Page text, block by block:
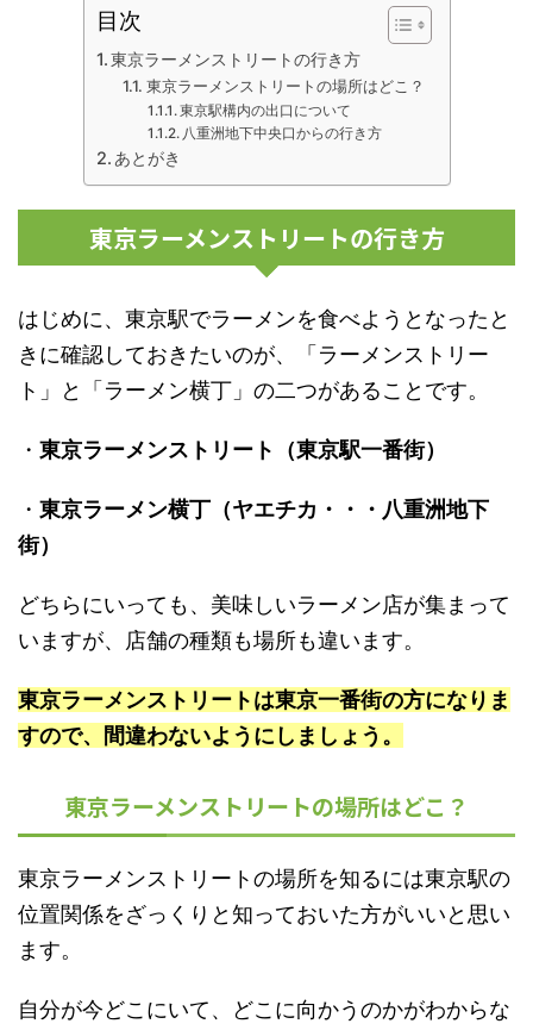
目次
東京ラーメンストリートの行き方
東京ラーメンストリートの場所はどこ？
東京駅構内の出口について
八重洲地下中央口からの行き方
あとがき
東京ラーメンストリートの行き方
はじめに、東京駅でラーメンを食べようとなったと
きに確認しておきたいのが、「ラーメンストリー
ト」と「ラーメン横丁」の二つがあることです。
・ 東京ラーメンストリート（東京駅一番街）
・ 東京ラーメン横丁（ヤエチカ・・・八重洲地下
街）
どちらにいっても、美味しいラーメン店が集まって
いますが、店舗の種類も場所も違います。
東京ラーメンストリートは東京一番街の方になりま
すので、間違わないようにしましょう。
東京ラーメンストリートの場所はどこ？
東京ラーメンストリートの場所を知るには東京駅の
位置関係をざっくりと知っておいた方がいいと思い
ます。
自分が今どこにいて、どこに向かうのかがわからな